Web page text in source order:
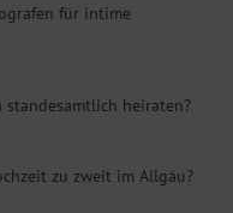
für intime
standesamtlich heiraten?
zu zweit im Allgäu?